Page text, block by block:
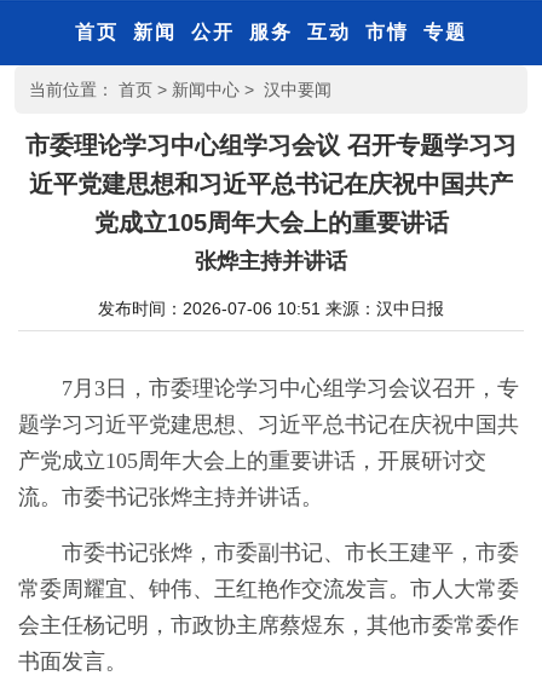
首页 新闻 公开 服务 互动 市情 专题
当前位置： 首页 > 新闻中心 > 汉中要闻
市委理论学习中心组学习会议 召开专题学习习
近平党建思想和习近平总书记在庆祝中国共产
党成立105周年大会上的重要讲话
张烨主持并讲话
发布时间：2026-07-06 10:51 来源： 汉中日报
7月3日，市委理论学习中心组学习会议召开，专
题学习习近平党建思想、习近平总书记在庆祝中国共
产党成立105周年大会上的重要讲话，开展研讨交
流。市委书记张烨主持并讲话。
市委书记张烨，市委副书记、市长王建平，市委
常委周耀宜、钟伟、王红艳作交流发言。市人大常委
会主任杨记明，市政协主席蔡煜东，其他市委常委作
书面发言。